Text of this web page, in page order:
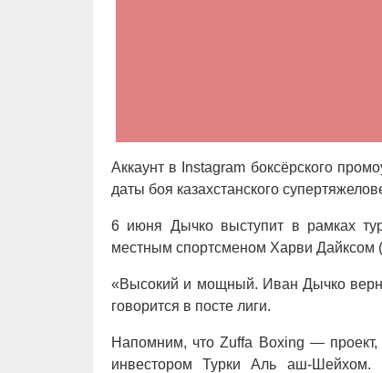
Аккаунт в Instagram боксёрского
даты боя казахстанского
6 июня Дычко выступит в рамках
местным спортсменом Харви Дайксом
«Высокий и мощный. Иван Дычко
говорится в посте лиги.
Напомним, что Zuffa Boxing —
инвестором Турки Аль аш-